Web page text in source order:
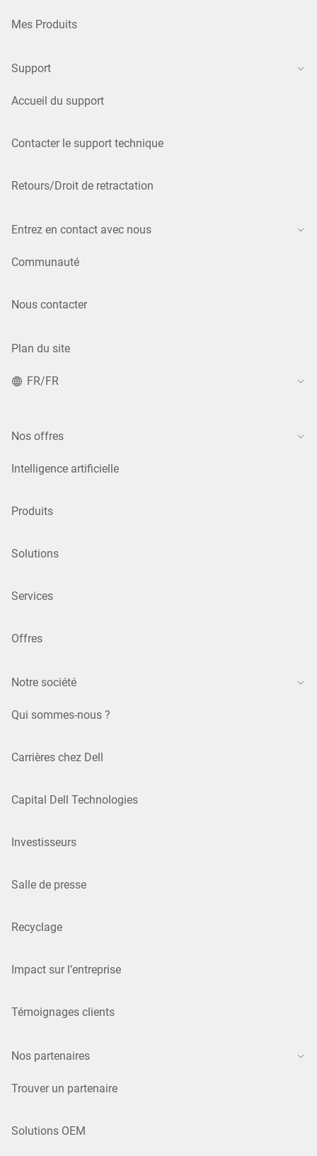
Mes Produits
Support
Accueil du support
Contacter le support technique
Retours/Droit de retractation
Entrez en contact avec nous
Communauté
Nous contacter
Plan du site
FR/FR
Nos offres
Intelligence artificielle
Produits
Solutions
Services
Offres
Notre société
Qui sommes-nous ?
Carrières chez Dell
Capital Dell Technologies
Investisseurs
Salle de presse
Recyclage
Impact sur l’entreprise
Témoignages clients
Nos partenaires
Trouver un partenaire
Solutions OEM